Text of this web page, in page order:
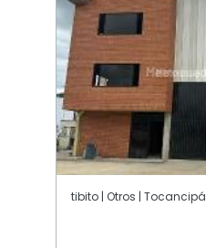
tibito | Otros | Tocancipá